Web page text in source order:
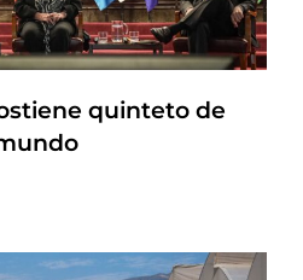
quinteto de